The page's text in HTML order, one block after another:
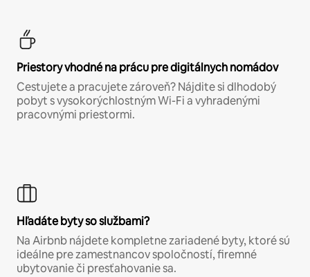
Priestory vhodné na prácu pre digitálnych nomádov
Cestujete a pracujete zároveň? Nájdite si dlhodobý
pobyt s vysokorýchlostným Wi-Fi a vyhradenými
pracovnými priestormi.
Hľadáte byty so službami?
Na Airbnb nájdete kompletne zariadené byty, ktoré sú
ideálne pre zamestnancov spoločností, firemné
ubytovanie či presťahovanie sa.